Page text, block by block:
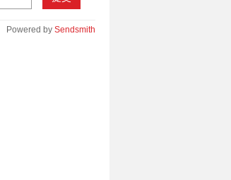
Powered by Sendsmith